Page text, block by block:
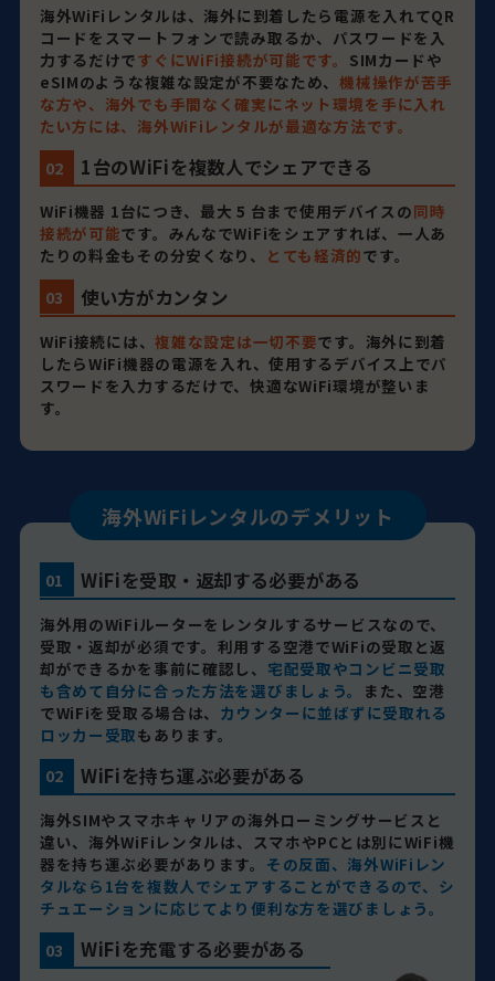
海外WiFiレンタルは、海外に到着したら電源を入れてQR
コードをスマートフォンで読み取るか、パスワードを入
力するだけですぐにWiFi接続が可能です。 SIMカードや
eSIMのような複雑な設定が不要なため、機械操作が苦手
な方や、海外でも手間なく確実にネット環境を手に入れ
たい方には、海外WiFiレンタルが最適な方法です。
02 1台のWiFiを複数人でシェアできる
WiFi機器 1台につき、最大 5 台まで使用デバイスの同時
接続が可能です。みんなでWiFiをシェアすれば、一人あ
たりの料金もその分安くなり、 とても経済的です。
03 使い方がカンタン
WiFi接続には、複雑な設定は一切不要です。海外に到着
したらWiFi機器の電源を入れ、使用するデバイス上でパ
スワードを入力するだけで、快適なWiFi環境が整いま
す。
海外WiFiレンタルのデメリット
01 WiFiを受取・返却する必要がある
海外用のWiFiルーターをレンタルするサービスなので、
受取・返却が必須です。利用する空港でWiFiの受取と返
却ができるかを事前に確認し、 宅配受取やコンビニ受取
も含めて自分に合った方法を選びましょう。 また、空港
でWiFiを受取る場合は、 カウンターに並ばずに受取れる
ロッカー受取もあります。
02 WiFiを持ち運ぶ必要がある
海外SIMやスマホキャリアの海外ローミングサービスと
違い、海外WiFiレンタルは、スマホやPCとは別にWiFi機
器を持ち運ぶ必要があります。 その反面、海外WiFiレン
タルなら1台を複数人でシェアすることができるので、シ
チュエーションに応じてより便利な方を選びましょう。
03 WiFiを充電する必要がある